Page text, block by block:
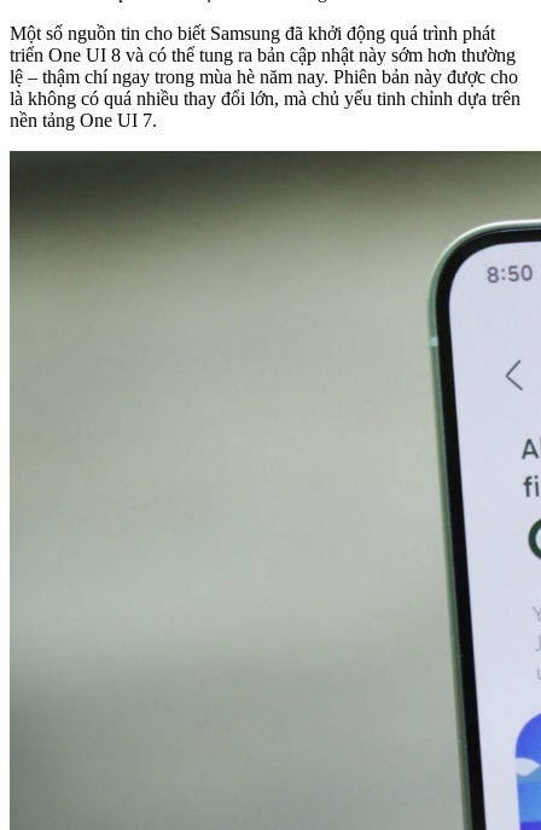
Một số nguồn tin cho biết Samsung đã khởi động quá trình phát
triển One UI 8 và có thể tung ra bản cập nhật này sớm hơn thường
lệ – thậm chí ngay trong mùa hè năm nay. Phiên bản này được cho
là không có quá nhiều thay đổi lớn, mà chủ yếu tinh chỉnh dựa trên
nền tảng One UI 7.